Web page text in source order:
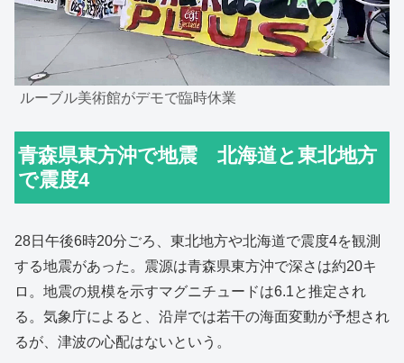
ルーブル美術館がデモで臨時休業
青森県東方沖で地震 北海道と東北地方
で震度4
28日午後6時20分ごろ、東北地方や北海道で震度4を観測
する地震があった。震源は青森県東方沖で深さは約20キ
ロ。地震の規模を示すマグニチュードは6.1と推定され
る。気象庁によると、沿岸では若干の海面変動が予想され
るが、津波の心配はないという。